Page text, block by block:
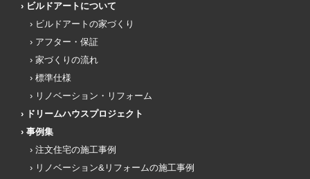
ビルドアートについて
ビルドアートの家づくり
アフター・保証
家づくりの流れ
標準仕様
リノベーション・リフォーム
ドリームハウスプロジェクト
事例集
注文住宅の施工事例
リノベーション&リフォームの施工事例